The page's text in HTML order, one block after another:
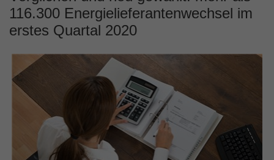
Marktteilnehmer
Über Uns
116.300 Energielieferantenwechsel im
erstes Quartal 2020